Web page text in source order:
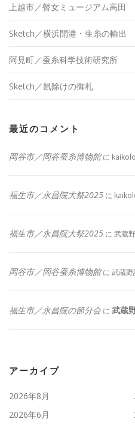
上越市／瞽女ミュージアム高田
Sketch／横浜開港・生糸の輸出
阿見町／蚕糸科学技術研究所
Sketch／鼠除けの御札
最近のコメント
岡谷市／岡谷蚕糸博物館に
福生市／永昌院大祭2025 に
福生市／永昌院大祭2025 に 武蔵
岡谷市／岡谷蚕糸博物館に 武蔵野
福生市／永昌院の節分会に 武蔵
アーカイブ
2026年8月
2026年6月